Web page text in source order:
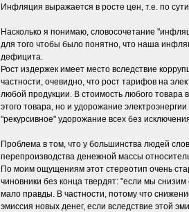
Инфляция выражается в росте цен, т.е. по
Насколько я понимаю, словосочетание
для того чтобы было понятно, что наша
дефицита.
Рост издержек имеет место вследствие
частности, очевидно, что рост тарифов на
любой продукции. В стоимость любого товара
этого товара, но и удорожание
"рекурсивное" удорожание всех без
Проблема в том, что у большинства людей
перепроизводства денежной массы
По моим ощущениям этот стереотип очень
чиновники без конца твердят: "если мы
мало правды. В частности, потому что
эмиссия новых денег, если вследствие этой